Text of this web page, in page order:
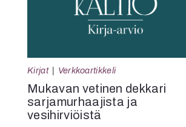
Kirjat Verkkoartikkeli
Mukavan vetinen dekkari
sarjamurhaajista ja
vesihirviöistä